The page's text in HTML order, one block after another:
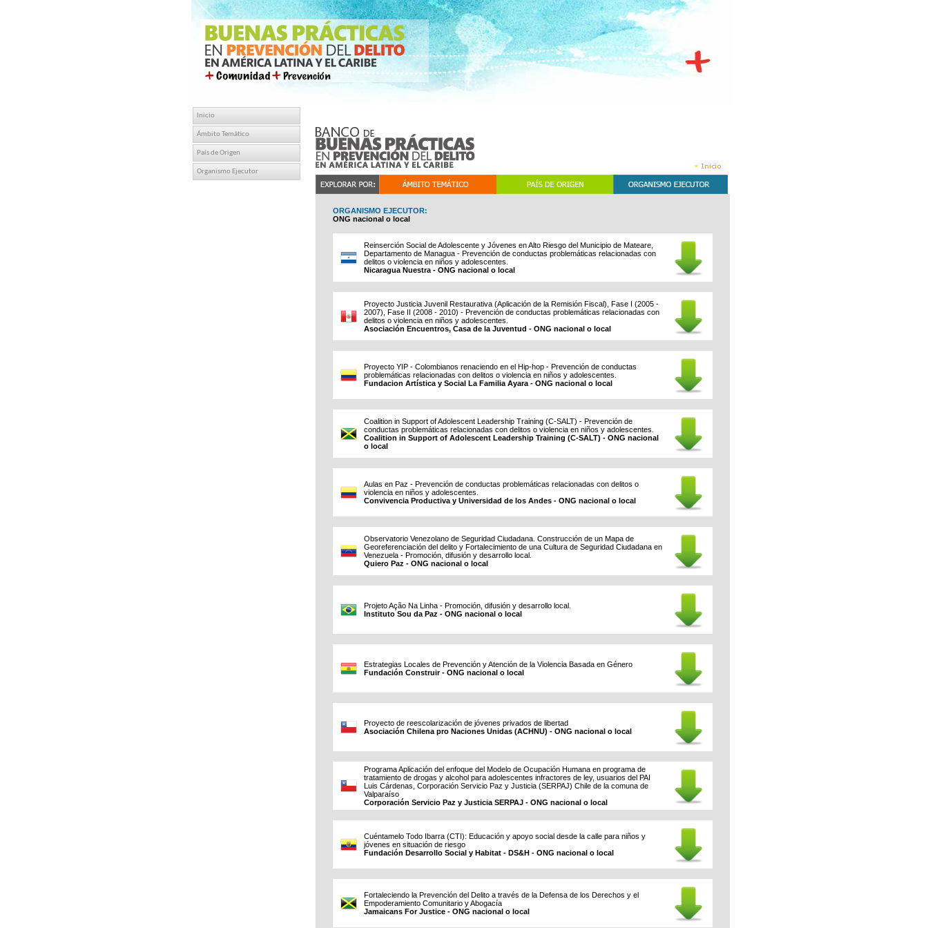
Inicio
Ámbito Temático
País de Origen
Organismo Ejecutor
ORGANISMO EJECUTOR:
ONG nacional o local
Reinserción Social de Adolescente y Jóvenes en Alto Riesgo del Municipio de Mateare,
Departamento de Managua - Prevención de conductas problemáticas relacionadas con
delitos o violencia en niños y adolescentes.
Nicaragua Nuestra - ONG nacional o local
Proyecto Justicia Juvenil Restaurativa (Aplicación de la Remisión Fiscal), Fase I (2005 -
2007), Fase II (2008 - 2010) - Prevención de conductas problemáticas relacionadas con
delitos o violencia en niños y adolescentes.
Asociación Encuentros, Casa de la Juventud - ONG nacional o local
Proyecto YIP - Colombianos renaciendo en el Hip-hop - Prevención de conductas
problemáticas relacionadas con delitos o violencia en niños y adolescentes.
Fundacion Artística y Social La Familia Ayara - ONG nacional o local
Coalition in Support of Adolescent Leadership Training (C-SALT) - Prevención de
conductas problemáticas relacionadas con delitos o violencia en niños y adolescentes.
Coalition in Support of Adolescent Leadership Training (C-SALT) - ONG nacional
o local
Aulas en Paz - Prevención de conductas problemáticas relacionadas con delitos o
violencia en niños y adolescentes.
Convivencia Productiva y Universidad de los Andes - ONG nacional o local
Observatorio Venezolano de Seguridad Ciudadana. Construcción de un Mapa de
Georeferenciación del delito y Fortalecimiento de una Cultura de Seguridad Ciudadana en
Venezuela - Promoción, difusión y desarrollo local.
Quiero Paz - ONG nacional o local
Projeto Ação Na Linha - Promoción, difusión y desarrollo local.
Instituto Sou da Paz - ONG nacional o local
Estrategias Locales de Prevención y Atención de la Violencia Basada en Género
Fundación Construir - ONG nacional o local
Proyecto de reescolarización de jóvenes privados de libertad
Asociación Chilena pro Naciones Unidas (ACHNU) - ONG nacional o local
Programa Aplicación del enfoque del Modelo de Ocupación Humana en programa de
tratamiento de drogas y alcohol para adolescentes infractores de ley, usuarios del PAI
Luis Cárdenas, Corporación Servicio Paz y Justicia (SERPAJ) Chile de la comuna de
Valparaíso
Corporación Servicio Paz y Justicia SERPAJ - ONG nacional o local
Cuéntamelo Todo Ibarra (CTI): Educación y apoyo social desde la calle para niños y
jóvenes en situación de riesgo
Fundación Desarrollo Social y Habitat - DS&H - ONG nacional o local
Fortaleciendo la Prevención del Delito a través de la Defensa de los Derechos y el
Empoderamiento Comunitario y Abogacía
Jamaicans For Justice - ONG nacional o local